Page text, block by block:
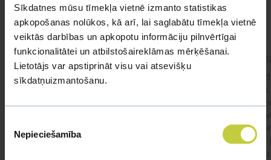
Sīkdatnes mūsu tīmekļa vietnē izmanto statistikas
apkopošanas nolūkos, kā arī, lai saglabātu tīmekļa vietnē
veiktās darbības un apkopotu informāciju pilnvērtīgai
funkcionalitātei un atbilstošaireklāmas mērķēšanai.
Lietotājs var apstiprināt visu vai atsevišķu
sīkdatņuizmantošanu.
izvēle
Nepieciešamība
kaķis apēdis plēvi
Ja kaķim gadījies apēst plastiku ,ko ieklāj zem
garnelēm kārbiņās apakšā.Kādas sekas varētu
viņš